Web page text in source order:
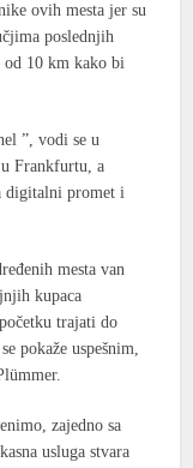
ovih mesta jer su
poslednjih
od 10 km kako bi
”, vodi se u
Frankfurtu, a
digitalni promet i
mesta van
kupaca
trajati do
pokaže uspešnim,
zajedno sa
usluga stvara